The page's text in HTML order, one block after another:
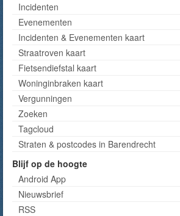
Incidenten
Evenementen
Incidenten & Evenementen kaart
Straatroven kaart
Fietsendiefstal kaart
Woninginbraken kaart
Vergunningen
Zoeken
Tagcloud
Straten & postcodes in Barendrecht
Blijf op de hoogte
Android App
Nieuwsbrief
RSS